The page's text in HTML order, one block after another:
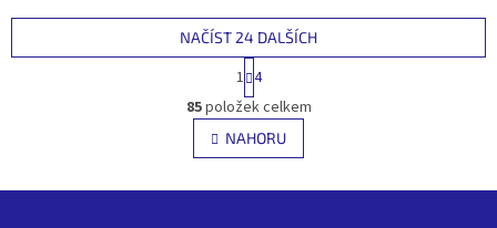
O
v
l
á
NAČÍST 24 DALŠÍCH
S
t
r
á
n
k
v
1 4
85položek celkem
NAHORU